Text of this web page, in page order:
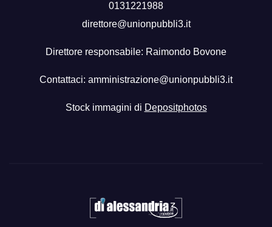
0131221988
direttore@unionpubbli3.it
Direttore responsabile: Raimondo Bovone
Contattaci: amministrazione@unionpubbli3.it
Stock immagini di Depositphotos